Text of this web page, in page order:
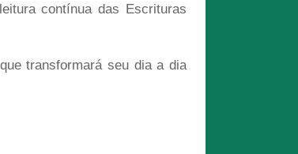
contínua das Escrituras
transformará seu dia a dia